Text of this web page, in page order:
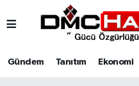
Gündem Tanıtım Ekonomi
Tanıtım
Nöbetçi Eczaneler
Hava Durumu